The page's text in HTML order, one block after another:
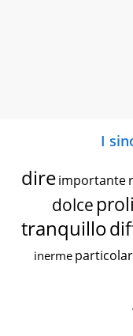
I
dire importante
dolce
tranquillo
inerme